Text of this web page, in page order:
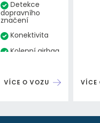
Detekce
dopravního
značení
Konektivita
Kolenní airbag
VÍCE O VOZU VÍCE